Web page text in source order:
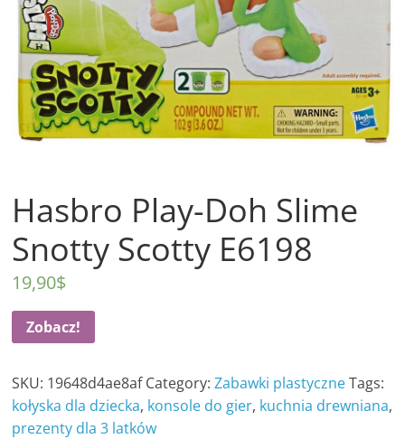
Hasbro Play-Doh Slime
Snotty Scotty E6198
19,90$
Zobacz!
SKU: 19648d4ae8af Category:Zabawki plastyczne Tags:
kołyska dla dziecka, konsole do gier, kuchnia drewniana,
prezenty dla 3 latków